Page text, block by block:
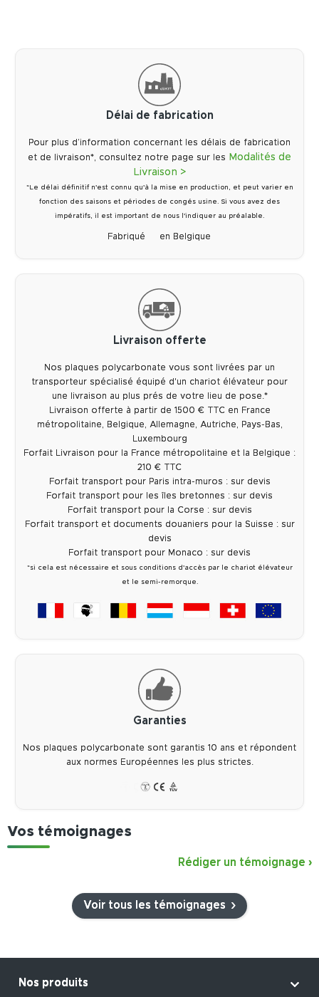
Délai de fabrication
Pour plus d’information concernant les délais de fabrication
et de livraison*, consultez notre page sur les
Modalités de
Livraison >
*Le délai définitif n'est connu qu'à la mise en production, et peut varier en
fonction des saisons et périodes de congés usine. Si vous avez des
impératifs, il est important de nous l'indiquer au préalable.
Fabriqué en Belgique
Livraison offerte
Nos plaques polycarbonate vous sont livrées par un
transporteur spécialisé équipé d'un chariot élévateur pour
une livraison au plus prés de votre lieu de pose.*
Livraison offerte à partir de 1500 € TTC en France
métropolitaine, Belgique, Allemagne, Autriche, Pays-Bas,
Luxembourg
Forfait Livraison pour la France métropolitaine et la Belgique :
210 € TTC
Forfait transport pour Paris intra-muros : sur devis
Forfait transport pour les îles bretonnes : sur devis
Forfait transport pour la Corse : sur devis
Forfait transport et documents douaniers pour la Suisse : sur
devis
Forfait transport pour Monaco : sur devis
*si cela est nécessaire et sous conditions d'accès par le chariot élévateur
et le semi-remorque.
Garanties
Nos plaques polycarbonate sont garantis 10 ans et répondent
aux normes Européennes les plus strictes.
Vos témoignages
Rédiger un témoignage
Voir tous les témoignages ›
Nos produits 